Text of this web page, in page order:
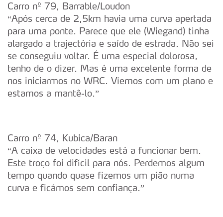
Carro nº 79, Barrable/Loudon
“Após cerca de 2,5km havia uma curva apertada
para uma ponte. Parece que ele (Wiegand) tinha
alargado a trajectória e saído de estrada. Não sei
se conseguiu voltar. É uma especial dolorosa,
tenho de o dizer. Mas é uma excelente forma de
nos iniciarmos no WRC. Viemos com um plano e
estamos a mantê-lo.”
Carro nº 74, Kubica/Baran
“A caixa de velocidades está a funcionar bem.
Este troço foi difícil para nós. Perdemos algum
tempo quando quase fizemos um pião numa
curva e ficámos sem confiança.”